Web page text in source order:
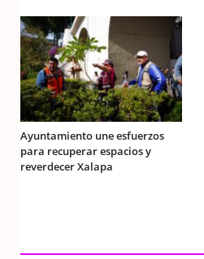
Ayuntamiento une esfuerzos
para recuperar espacios y
reverdecer Xalapa